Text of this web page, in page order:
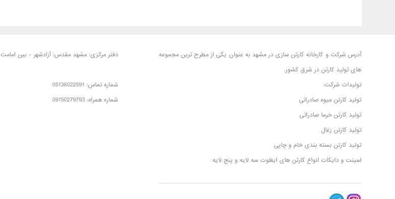
آدرس شرکت و کارخانه کارتن سازی در مشهد به عنوان یکی از مطرح ترین مجموعه
های تولید کارتن در شرق کشور.
تولیدات شرکت:
تولید کارتن میوه صادراتی
تولید کارتن خرما صادراتی
تولید کارتن زغال
تولید کارتن بسته بندی خام و چاپی
لمینت و دایکات انواع کارتن های ایفلوت سه لایه و پنج لایه
دفتر مرکزی: مشهد مقدس: آزادشهر - بین امامت 37 و 39 - پلاک 481
شماره تماس: 05136022591
شماره همراه: 09150279793